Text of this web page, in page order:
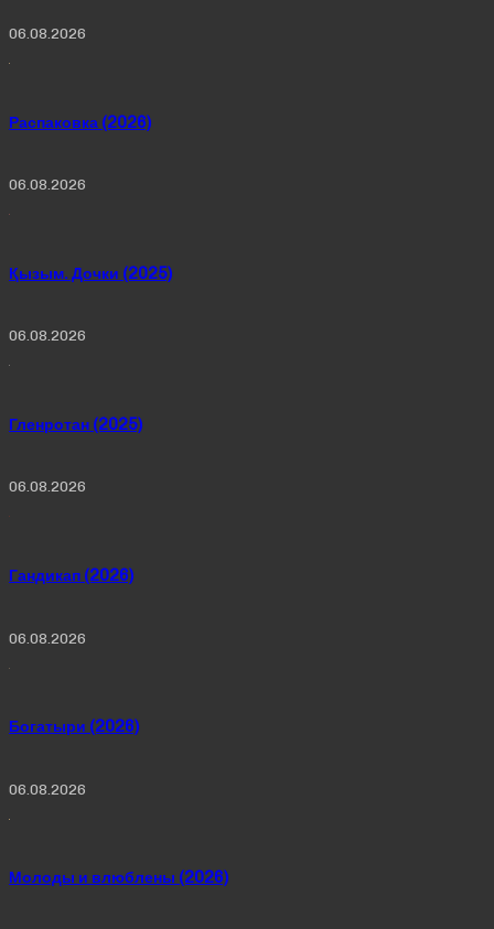
06.08.2026
Распаковка (2026)
06.08.2026
Қызым. Дочки (2025)
06.08.2026
Гленротан (2025)
06.08.2026
Гандикап (2026)
06.08.2026
Богатыри (2026)
06.08.2026
Молоды и влюблены (2026)